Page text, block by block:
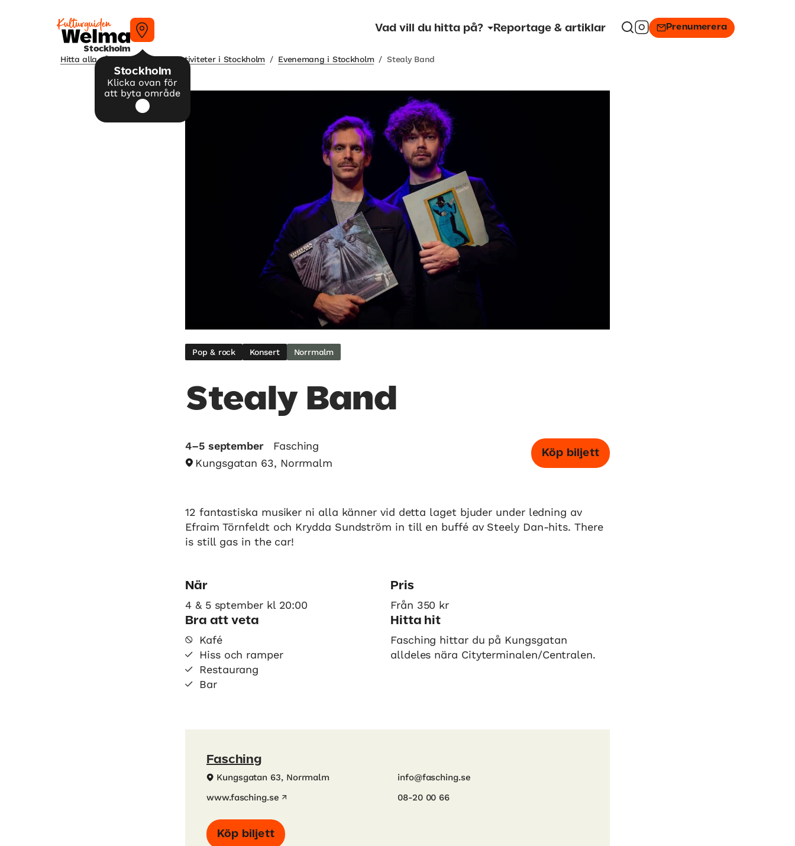
Stockholm
Stockholm
Klicka ovan för
att byta område
Vad vill du hitta på? Reportage & artiklar Prenumerera
Hitta alla våra tips på kulturaktiviteter i Stockholm / Evenemang i Stockholm / Stealy Band
Pop & rock Konsert Norrmalm
Stealy Band
4–5 september
Fasching
Kungsgatan 63, Norrmalm
Köp biljett
12 fantastiska musiker ni alla känner vid detta laget bjuder under ledning av
Efraim Törnfeldt och Krydda Sundström in till en buffé av Steely Dan-hits. There
is still gas in the car!
När
4 & 5 sptember kl 20:00
Pris
Från 350 kr
Bra att veta
Kafé
Hiss och ramper
Restaurang
Bar
Hitta hit
Fasching hittar du på Kungsgatan
alldeles nära Cityterminalen/Centralen.
Fasching
Kungsgatan 63, Norrmalm
www.fasching.se
info@fasching.se
08-20 00 66
Köp biljett